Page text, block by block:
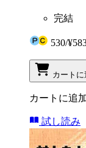
完結
530/
カートに
カートに追
試し読み